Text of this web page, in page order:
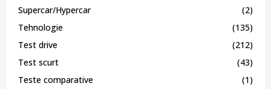
Supercar/Hypercar
(2)
Tehnologie
(135)
Test drive
(212)
Test scurt
(43)
Teste comparative
(1)